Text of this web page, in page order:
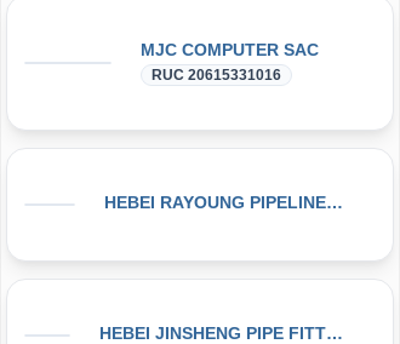
MJC COMPUTER SAC
RUC 20615331016
HEBEI RAYOUNG PIPELINE TECHNOLOGY CO., LTD
HEBEI JINSHENG PIPE FITTING MANUFACTURING CO., LT